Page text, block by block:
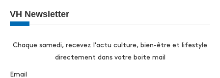
VH Newsletter
Chaque samedi, recevez l'actu culture, bien-être et lifestyle
directement dans votre boite mail
Email